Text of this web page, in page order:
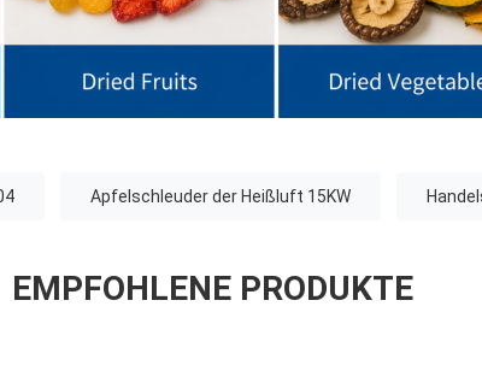
Apfelschleuder der Heißluft 15KW
EMPFOHLENE PRODUKTE